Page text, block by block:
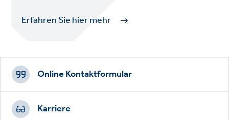
Erfahren Sie hier mehr
Footer
CTAs
Online Kontaktformular
Karriere